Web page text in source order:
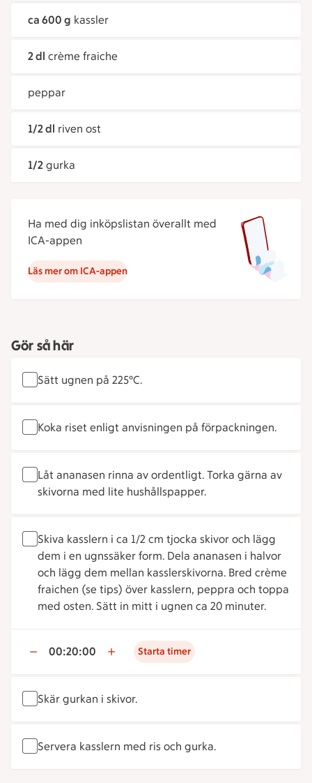
ca 600 g kassler
2 dl crème fraiche
peppar
1/2 dl riven ost
1/2 gurka
Ha med dig inköpslistan överallt med
ICA-appen
Läs mer om ICA-appen
Gör så här
Sätt ugnen på 225°C.
Koka riset enligt anvisningen på förpackningen.
Låt ananasen rinna av ordentligt. Torka gärna av
skivorna med lite hushållspapper.
Skiva kasslern i ca 1/2 cm tjocka skivor och lägg
dem i en ugnssäker form. Dela ananasen i halvor
och lägg dem mellan kasslerskivorna. Bred crème
fraichen (se tips) över kasslern, peppra och toppa
med osten. Sätt in mitt i ugnen ca 20 minuter.
00:20:00 Starta timer
Skär gurkan i skivor.
Servera kasslern med ris och gurka.